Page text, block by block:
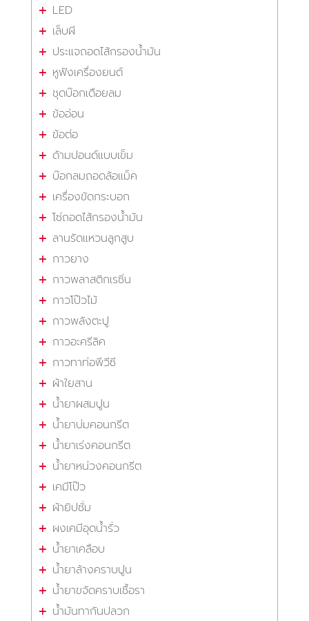
LED
เล็บผี
ประแจถอดไส้กรองน้ำมัน
หูฟังเครื่องยนต์
ชุดบ๊อกเดือยลม
ข้ออ่อน
ข้อต่อ
ด้ามปอนด์แบบเข็ม
บ๊อกลมถอดล้อแม็ค
เครื่องขัดกระบอก
โซ่ถอดไส้กรองน้ำมัน
ลานรัดแหวนลูกสูบ
กาวยาง
กาวพลาสติกเรซิ่น
กาวโป๊วไม้
กาวพลังตะปู
กาวอะครีลิค
กาวทาท่อพีวีซี
ผ้าใยสาน
น้ำยาผสมปูน
น้ำยาบ่มคอนกรีต
น้ำยาเร่งคอนกรีต
น้ำยาหน่วงคอนกรีต
เคมีโป๊ว
ผ้ายิปซั่ม
ผงเคมีอุดน้ำรั่ว
น้ำยาเคลือบ
น้ำยาล้างคราบปูน
น้ำยาขจัดคราบเชื้อรา
น้ำมันทากันปลวก